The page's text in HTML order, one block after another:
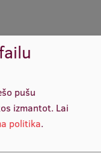
Elmārs Rancāns
pušu
izmantot. Lai
politika.